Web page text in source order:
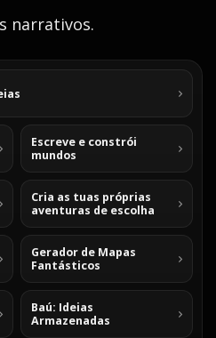
narrativos.
Escreve e constrói
mundos
Cria as tuas próprias
aventuras de escolha
Gerador de Mapas
Fantásticos
Baú: Ideias
Armazenadas